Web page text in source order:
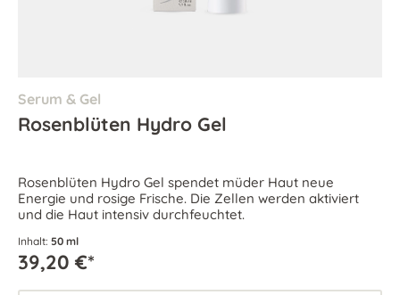
Serum & Gel
Rosenblüten Hydro Gel
Rosenblüten Hydro Gel spendet müder Haut neue
Energie und rosige Frische. Die Zellen werden aktiviert
und die Haut intensiv durchfeuchtet.
Inhalt: 50 ml
39,20 €*